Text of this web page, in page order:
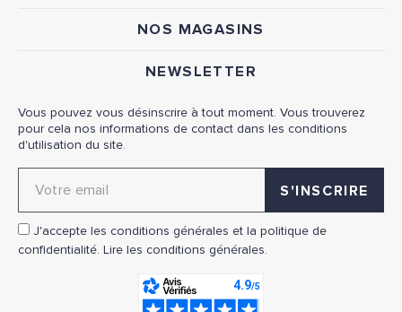
NOS MAGASINS
NEWSLETTER
Vous pouvez vous désinscrire à tout moment. Vous trouverez
pour cela nos informations de contact dans les conditions
d'utilisation du site.
J'accepte les conditions générales et la politique de
confidentialité. Lire les conditions générales.